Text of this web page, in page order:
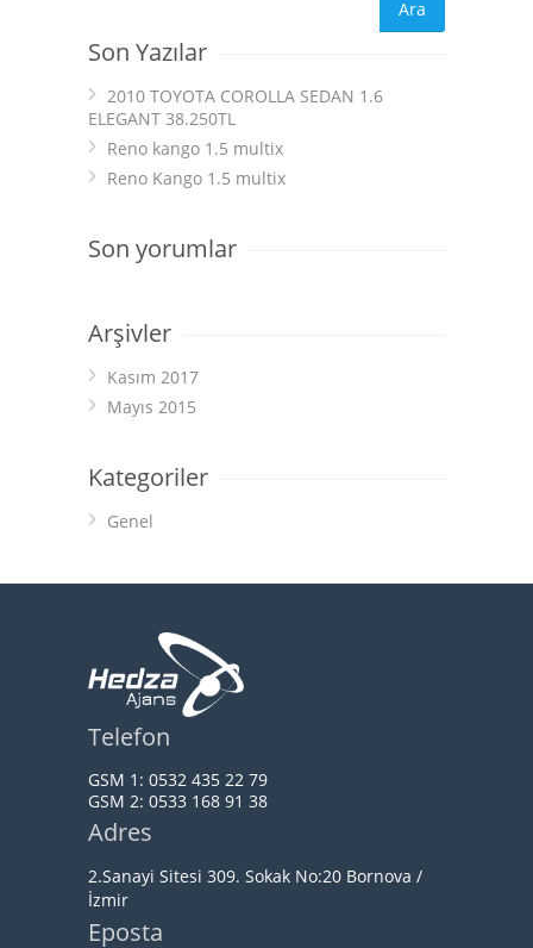
Son Yazılar
2010 TOYOTA COROLLA SEDAN 1.6
ELEGANT 38.250TL
Reno kango 1.5 multix
Reno Kango 1.5 multix
Son yorumlar
Arşivler
Kasım 2017
Mayıs 2015
Kategoriler
Genel
Telefon
GSM 1: 0532 435 22 79
GSM 2: 0533 168 91 38
Adres
2.Sanayi Sitesi 309. Sokak No:20 Bornova /
İzmir
Eposta